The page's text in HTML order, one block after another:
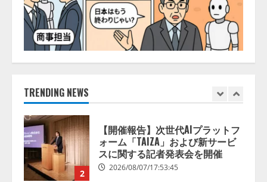
TRENDING NEWS
1
2026/08/09/01:53:44
2
【開催報告】次世代AIプラットフ
ォーム「TAIZA」および新サービ
3
lmessage、MCP接続機能を強化
し、AIから設定操作できる機能を
拡充
2026/08/07/13:53:50